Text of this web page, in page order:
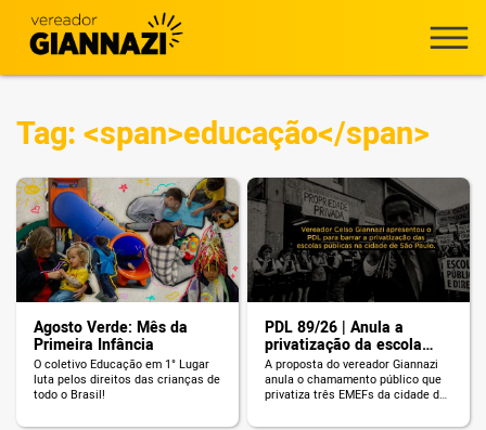
Tag: <span>educação</span>
Agosto Verde: Mês da
Primeira Infância
O coletivo Educação em 1° Lugar
luta pelos direitos das crianças de
todo o Brasil!
PDL 89/26 | Anula a
privatização da escola
pública
A proposta do vereador Giannazi
anula o chamamento público que
privatiza três EMEFs da cidade de